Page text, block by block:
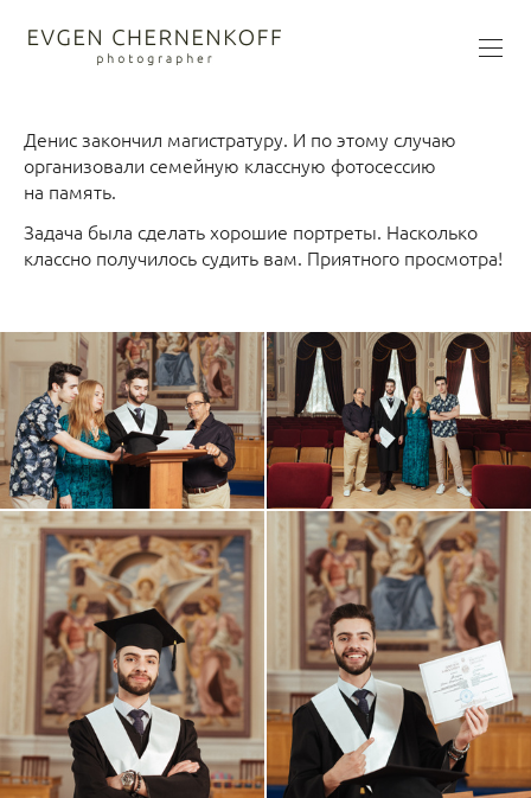
Денис закончил магистратуру. И по этому случаю
организовали семейную классную фотосессию
на память.
Задача была сделать хорошие портреты. Насколько
классно получилось судить вам. Приятного просмотра!